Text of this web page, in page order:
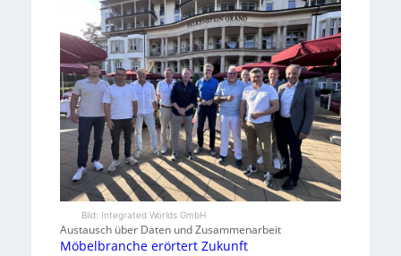
Bild: Integrated Worlds GmbH
Austausch über Daten und Zusammenarbeit
Möbelbranche erörtert Zukunft